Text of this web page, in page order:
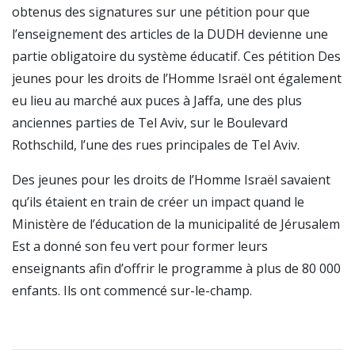
obtenus des signatures sur une pétition pour que
l’enseignement des articles de la DUDH devienne une
partie obligatoire du système éducatif. Ces pétition Des
jeunes pour les droits de l’Homme Israël ont également
eu lieu au marché aux puces à Jaffa, une des plus
anciennes parties de Tel Aviv, sur le Boulevard
Rothschild, l’une des rues principales de Tel Aviv.
Des jeunes pour les droits de l’Homme Israël savaient
qu’ils étaient en train de créer un impact quand le
Ministère de l’éducation de la municipalité de Jérusalem
Est a donné son feu vert pour former leurs
enseignants afin d’offrir le programme à plus de 80 000
enfants. Ils ont commencé sur-le-champ.